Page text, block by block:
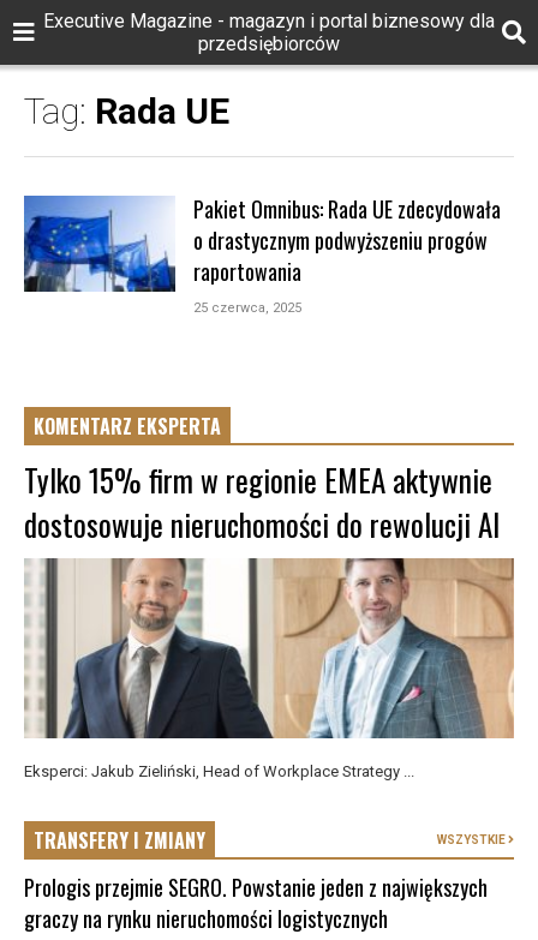
Executive Magazine - magazyn i portal biznesowy dla
przedsiębiorców
Tag: Rada UE
Pakiet Omnibus: Rada UE zdecydowała
o drastycznym podwyższeniu progów
raportowania
25 czerwca, 2025
KOMENTARZ EKSPERTA
Tylko 15% firm w regionie EMEA aktywnie
dostosowuje nieruchomości do rewolucji AI
Eksperci: Jakub Zieliński, Head of Workplace Strategy ...
TRANSFERY I ZMIANY WSZYSTKIE
Prologis przejmie SEGRO. Powstanie jeden z największych
graczy na rynku nieruchomości logistycznych